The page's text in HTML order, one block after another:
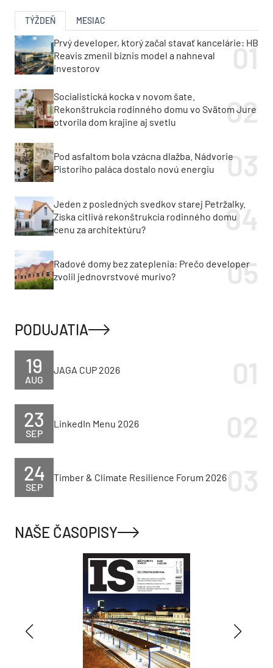
TÝŽDEŇ MESIAC
Prvý developer, ktorý začal stavať kancelárie: HB
Reavis zmenil biznis model a nahneval
investorov
Socialistická kocka v novom šate.
Rekonštrukcia rodinného domu vo Svätom Jure
otvorila dom krajine aj svetlu
Pod asfaltom bola vzácna dlažba. Nádvorie
Pistoriho paláca dostalo novú energiu
Jeden z posledných svedkov starej Petržalky.
Získa citlivá rekonštrukcia rodinného domu
cenu za architektúru?
Radové domy bez zateplenia: Prečo developer
zvolil jednovrstvové murivo?
PODUJATIA
AUG
19 JAGA CUP 2026
SEP
23 LinkedIn Menu 2026
SEP
24 Timber & Climate Resilience Forum 2026
NAŠE ČASOPISY